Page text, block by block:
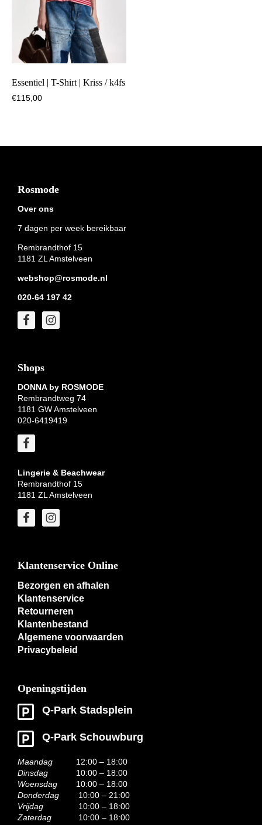
Essentiel | T-Shirt | Kriss / k4fs
€115,00
Footer
Rosmode
Over ons
7 dagen per week bereikbaar
Rembrandthof 15
1181 ZL Amstelveen
webshop@rosmode.nl
020-64 197 42
Shops
DONNA by ROSMODE
Rembrandtweg 74
1181 GW Amstelveen
020-6419419
Lingerie & Beachwear
Rembrandthof 15
1181 ZL Amstelveen
Klantenservice Online
Bezorgen en afhalen
Klantenservice
Retourneren
Klantenbestand
Algemene voorwaarden
Privacybeleid
Openingstijden
Q-Park Stadsplein
Q-Park Schouwburg
Maandag
12:00 – 18:00
Dinsdag
10:00 – 18:00
Woensdag
10:00 – 18:00
Donderdag
10:00 – 21:00
Vrijdag
10:00 – 18:00
Zaterdag
10:00 – 18:00